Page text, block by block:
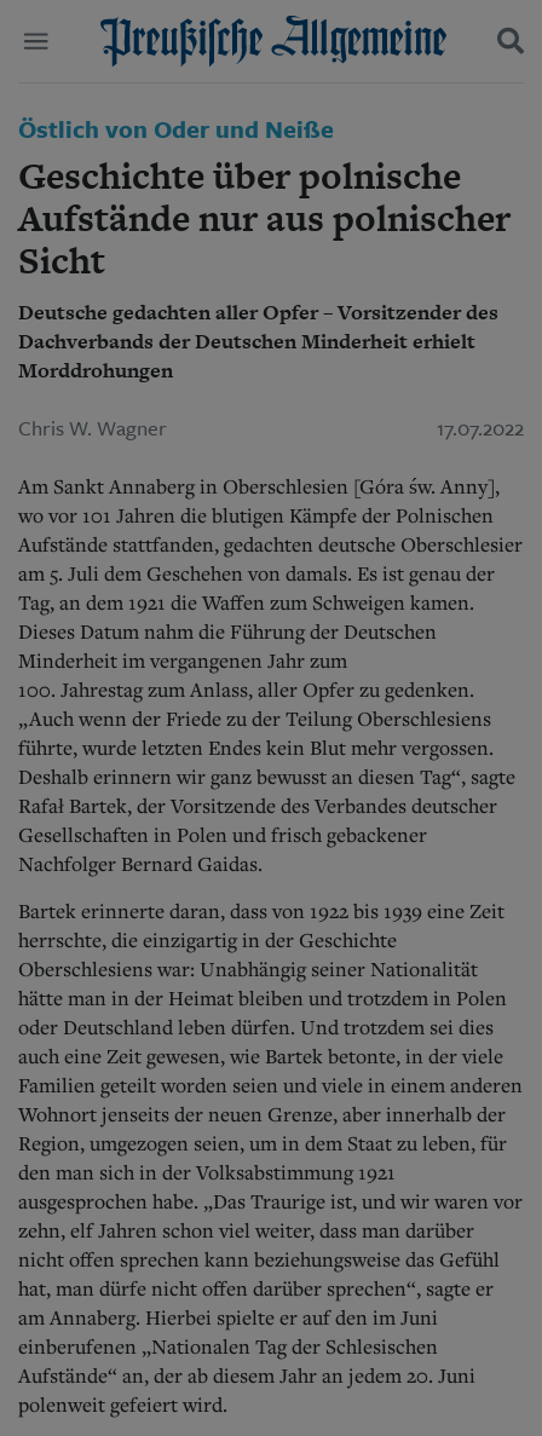
Start
Wer wir sind
Aktuelle Ausgabe
Abonnenten-Login
Abonnent werden
Abo Prämien
Archiv
Mediadaten
Politik
Wirtschaft
Panorama
Gesellschaft
Ostpreußen
Pommern
Danzig und Westpreußen
Kontakt
Impressum
Datenschutz
Suchen und finden
Östlich von Oder und Neiße
Geschichte über polnische
Aufstände nur aus polnischer
Sicht
Deutsche gedachten aller Opfer – Vorsitzender des
Dachverbands der Deutschen Minderheit erhielt
Morddrohungen
Chris W. Wagner 17.07.2022
Am Sankt Annaberg in Oberschlesien [Góra św. Anny],
wo vor 101 Jahren die blutigen Kämpfe der Polnischen
Aufstände stattfanden, gedachten deutsche Oberschlesier
am 5. Juli dem Geschehen von damals. Es ist genau der
Tag, an dem 1921 die Waffen zum Schweigen kamen.
Dieses Datum nahm die Führung der Deutschen
Minderheit im vergangenen Jahr zum
100. Jahrestag zum Anlass, aller Opfer zu gedenken.
„Auch wenn der Friede zu der Teilung Oberschlesiens
führte, wurde letzten Endes kein Blut mehr vergossen.
Deshalb erinnern wir ganz bewusst an diesen Tag“, sagte
Rafał Bartek, der Vorsitzende des Verbandes deutscher
Gesellschaften in Polen und frisch gebackener
Nachfolger Bernard Gaidas.
Bartek erinnerte daran, dass von 1922 bis 1939 eine Zeit
herrschte, die einzigartig in der Geschichte
Oberschlesiens war: Unabhängig seiner Nationalität
hätte man in der Heimat bleiben und trotzdem in Polen
oder Deutschland leben dürfen. Und trotzdem sei dies
auch eine Zeit gewesen, wie Bartek betonte, in der viele
Familien geteilt worden seien und viele in einem anderen
Wohnort jenseits der neuen Grenze, aber innerhalb der
Region, umgezogen seien, um in dem Staat zu leben, für
den man sich in der Volksabstimmung 1921
ausgesprochen habe. „Das Traurige ist, und wir waren vor
zehn, elf Jahren schon viel weiter, dass man darüber
nicht offen sprechen kann beziehungsweise das Gefühl
hat, man dürfe nicht offen darüber sprechen“, sagte er
am Annaberg. Hierbei spielte er auf den im Juni
einberufenen „Nationalen Tag der Schlesischen
Aufstände“ an, der ab diesem Jahr an jedem 20. Juni
polenweit gefeiert wird.